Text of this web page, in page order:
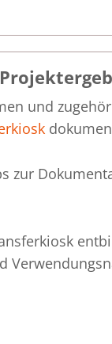
und
zur